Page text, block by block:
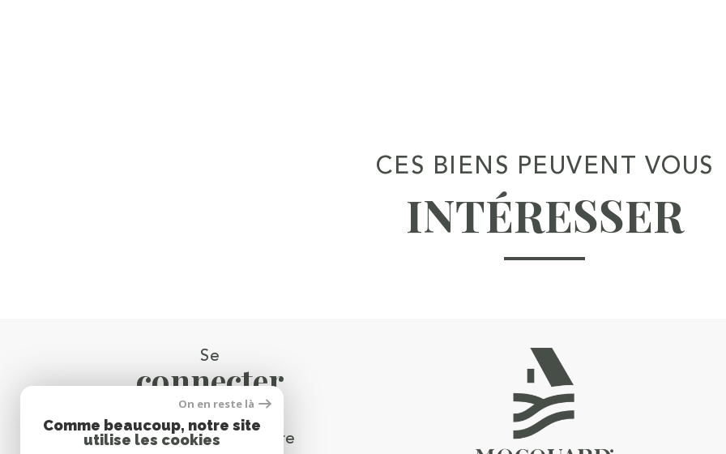
CES BIENS PEUVENT VOUS
INTÉRESSER
Se
connecter
espace propriétaire
On en reste là
Comme beaucoup, notre site
utilise les cookies